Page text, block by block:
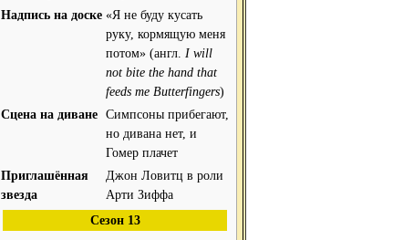
Надпись на доске «Я не буду кусать
руку, кормящую меня
потом» (англ. I will
not bite the hand that
feeds me Butterfingers)
Сцена на диване Симпсоны прибегают,
но дивана нет, и
Гомер плачет
Приглашённая
звезда
Джон Ловитц в роли
Арти Зиффа
Сезон 13